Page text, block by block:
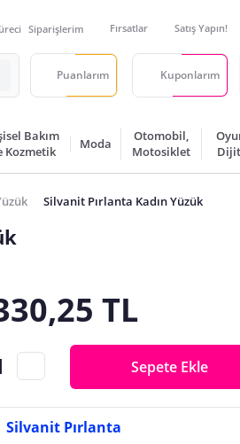
Siparişlerim Fırsatlar Satış Yapın!
Puanlarım Kuponlarım
Bakım
Kozmetik
Moda
Otomobil,
Motosiklet
Silvanit Pırlanta Kadın Yüzük
TL
Sepete Ekle
Silvanit Pırlanta